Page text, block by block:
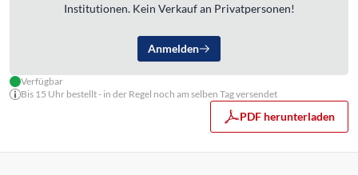
Institutionen. Kein Verkauf an Privatpersonen!
Anmelden
Verfügbar
Bis 15 Uhr bestellt - in der Regel noch am selben Tag versendet
PDF herunterladen